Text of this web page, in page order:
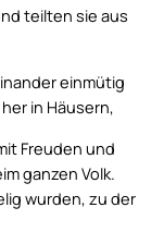
teilten sie aus
einmütig
in Häusern,
Freuden und
ganzen Volk.
wurden, zu der